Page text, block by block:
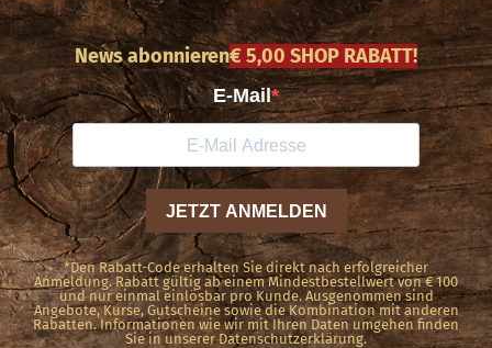
News abonnieren€ 5,00 SHOP RABATT!
*Den Rabatt-Code erhalten Sie direkt nach erfolgreicher
Anmeldung. Rabatt gültig ab einem Mindestbestellwert von € 100
und nur einmal einlösbar pro Kunde. Ausgenommen sind
Angebote, Kurse, Gutscheine sowie die Kombination mit anderen
Rabatten. Informationen wie wir mit Ihren Daten umgehen finden
Sie in unserer Datenschutzerklärung.